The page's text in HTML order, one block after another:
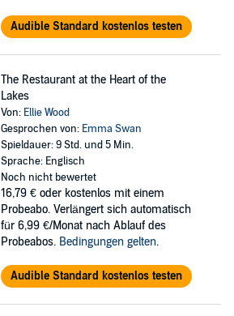
Audible Standard kostenlos testen
The Restaurant at the Heart of the
Lakes
Von: Ellie Wood
Gesprochen von: Emma Swan
Spieldauer: 9 Std. und 5 Min.
Sprache: Englisch
Noch nicht bewertet
16,79 € oder kostenlos mit einem
Probeabo. Verlängert sich automatisch
für 6,99 €/Monat nach Ablauf des
Probeabos. Bedingungen gelten.
Audible Standard kostenlos testen